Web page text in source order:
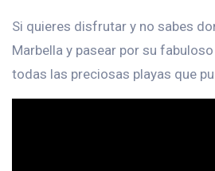
Si quieres disfrutar y no sabes
Marbella y pasear por su fabuloso
todas las preciosas playas que